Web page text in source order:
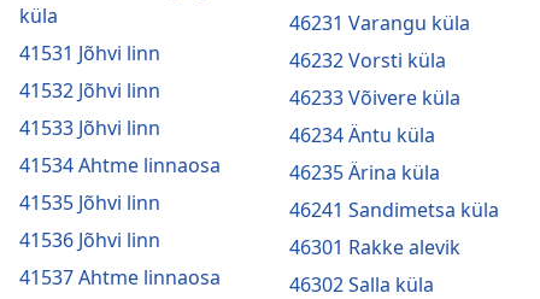
küla
41531 Jõhvi linn
41532 Jõhvi linn
41533 Jõhvi linn
41534 Ahtme linnaosa
41535 Jõhvi linn
41536 Jõhvi linn
41537 Ahtme linnaosa
46231 Varangu küla
46232 Vorsti küla
46233 Võivere küla
46234 Äntu küla
46235 Ärina küla
46241 Sandimetsa küla
46301 Rakke alevik
46302 Salla küla